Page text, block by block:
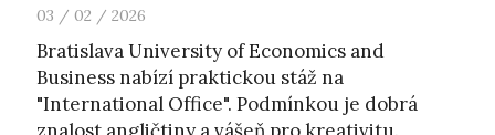
03 / 02 / 2026
Bratislava University of Economics and
Business nabízí praktickou stáž na
"International Office". Podmínkou je dobrá